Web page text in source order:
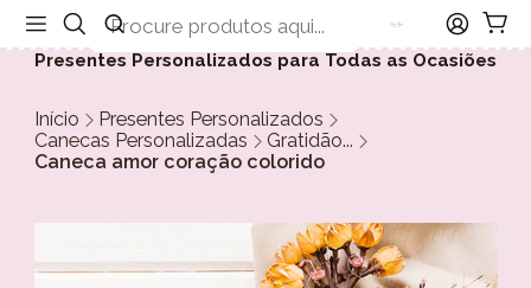
Presentes Personalizados para Todas as Ocasiões
Início
Presentes Personalizados
Canecas Personalizadas
Gratidão...
Caneca amor coração colorido